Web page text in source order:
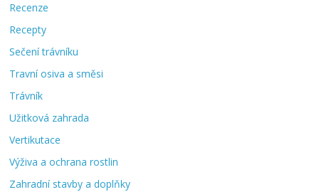
Recenze
Recepty
Sečení trávníku
Travní osiva a směsi
Trávník
Užitková zahrada
Vertikutace
Výživa a ochrana rostlin
Zahradní stavby a doplňky